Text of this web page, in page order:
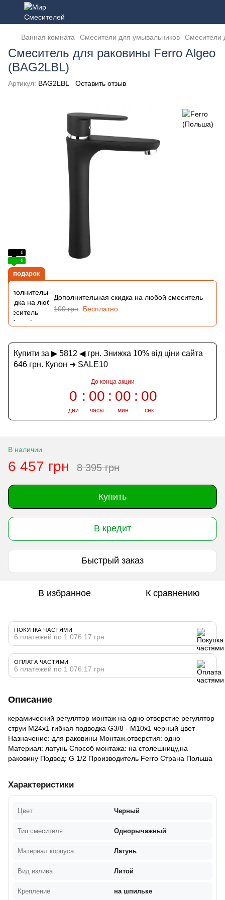
Ванная комната Смесители для умывальников Смесители
Смеситель для раковины Ferro Algeo
(BAG2LBL)
Артикул: BAG2LBL Оставить отзыв
6
6
подарок
Дополнительная скидка на любой смеситель
100 грн
Бесплатно
Купити за ▶ 5812 ◀ грн. Знижка 10% від ціни сайта
646 грн. Купон ➜ SALE10
До конца акции
0
дни
00
часы
00
мин
00
сек
В наличии
6 457 грн 8 395 грн
Купить
В кредит
Быстрый заказ
В избранное К сравнению
ПОКУПКА ЧАСТЯМИ
6 платежей по 1 076.17 грн
ОПЛАТА ЧАСТЯМИ
6 платежей по 1 076.17 грн
Описание
керамический регулятор монтаж на одно отверстие регулятор
струи M24x1 гибкая подводка G3/8 - M10x1 черный цвет
Назначение: для раковины Монтаж.отверстия: одно
Материал: латунь Способ монтажа: на столешницу,на
раковину Подвод: G 1/2 Производитель Ferro Страна Польша
Характеристики
Цвет Черный
Тип смесителя Однорычажный
Материал корпуса Латунь
Вид излива Литой
Крепление на шпильке